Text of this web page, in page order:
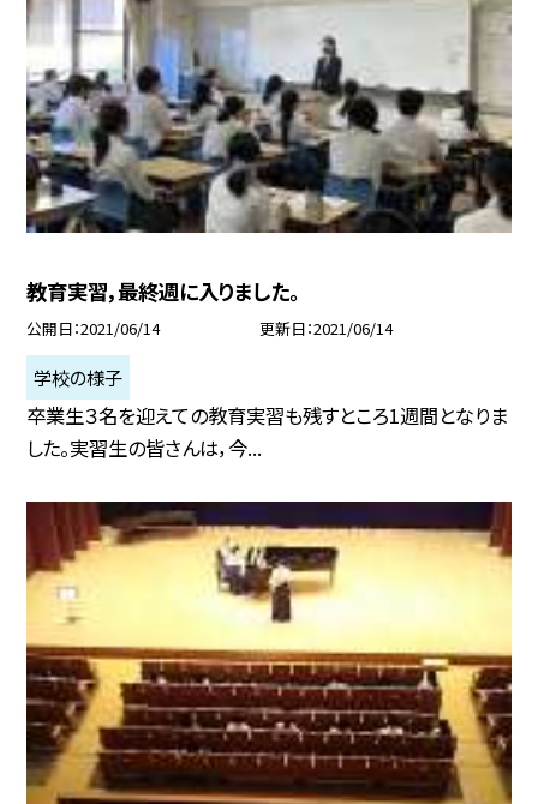
教育実習，最終週に入りました。
公開日 2021/06/14 更新日 2021/06/14
学校の様子
卒業生３名を迎えての教育実習も残すところ1週間となりま
した。実習生の皆さんは，今...